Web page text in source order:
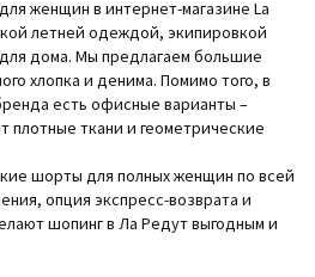
женщин в интернет-магазине La
летней одеждой, экипировкой
дома. Мы предлагаем большие
хлопка и денима. Помимо того, в
есть офисные варианты –
плотные ткани и геометрические
шорты для полных женщин по всей
опция экспресс-возврата и
шопинг в Ла Редут выгодным и